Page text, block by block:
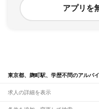
アプリを
東京都、麹町駅、学歴不問のアルバ
求人の詳細を表示